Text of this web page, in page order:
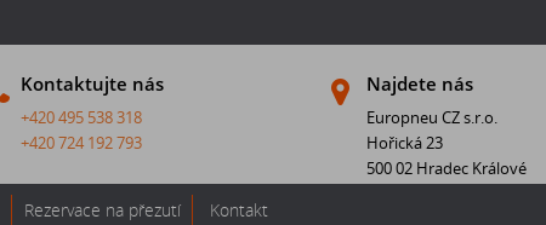
Kontaktujte nás
+420 495 538 318
+420 724 192 793
Najdete nás
Europneu CZ s.r.o.
Hořická 23
500 02 Hradec Králové
Rezervace na přezutí
Kontakt